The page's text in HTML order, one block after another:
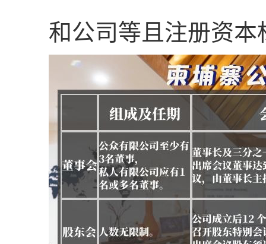
和公司等且注册资